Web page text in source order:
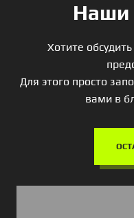
Наши
Хотите
Для этого просто
вами в